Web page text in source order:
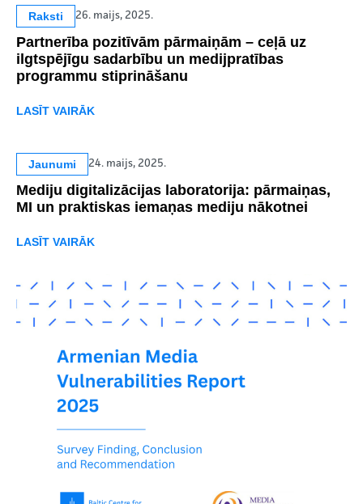
Raksti 26. maijs, 2025.
Partnerība pozitīvām pārmaiņām – ceļā uz
ilgtspējīgu sadarbību un medijpratības
programmu stiprināšanu
LASĪT VAIRĀK
Jaunumi 24. maijs, 2025.
Mediju digitalizācijas laboratorija: pārmaiņas,
MI un praktiskas iemaņas mediju nākotnei
LASĪT VAIRĀK